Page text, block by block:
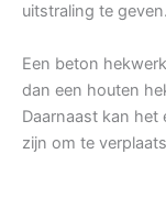
uitstraling te geven.
Een beton
dan een houten
Daarnaast kan
zijn om te